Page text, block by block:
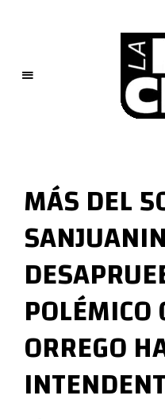
M
e
c
h
a
MÁS DEL
POLÉMICO
ORREGO